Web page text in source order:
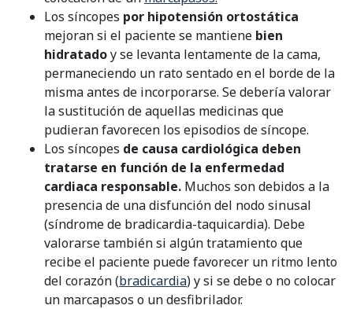
Los síncopes por hipotensión ortostática
mejoran si el paciente se mantiene bien
hidratadoy se levanta lentamente de la cama,
permaneciendo un rato sentado en el borde de la
misma antes de incorporarse. Se debería valorar
la sustitución de aquellas medicinas que
pudieran favorecen los episodios de síncope.
Los síncopes de causa cardiológica deben
tratarse en función de la enfermedad
cardiaca responsable. Muchos son debidos a la
presencia de una disfunción del nodo sinusal
(síndrome de bradicardia-taquicardia). Debe
valorarse también si algún tratamiento que
recibe el paciente puede favorecer un ritmo lento
del corazón (bradicardia) y si se debe o no colocar
un marcapasos o un desfibrilador.